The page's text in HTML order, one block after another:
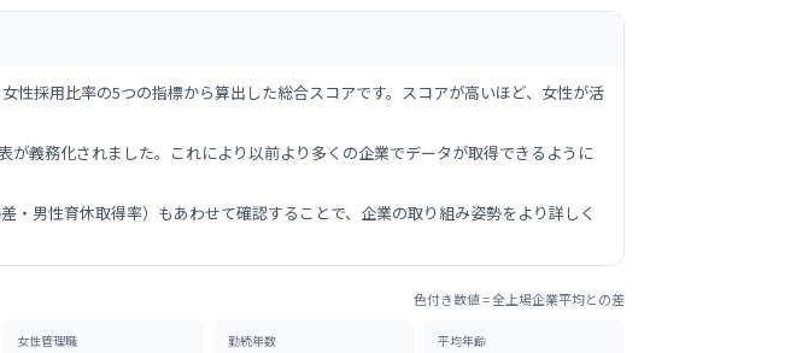
採用比率の5つの指標から算出した総合スコアです。スコアが高いほど、女性が活
義務化されました。これにより以前より多くの企業でデータが取得できるように
男性育休取得率）もあわせて確認することで、企業の取り組み姿勢をより詳しく
色付き数値 = 全上場企業平均との差
女性管理職 勤続年数 平均年齢